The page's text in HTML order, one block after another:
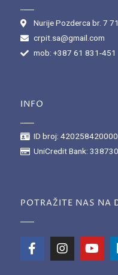
Nurije Pozderca br. 7
crpit.sa@gmail.com
mob: +387 61 831-451
INFO
ID broj:
UniCredit Bank:
POTRAŽITE NAS NA